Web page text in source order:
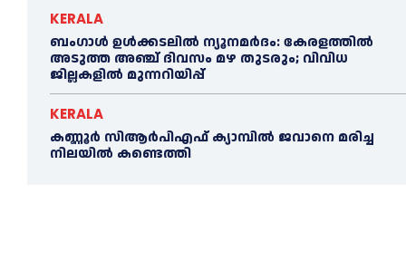
KERALA
ബംഗാൾ ഉൾക്കടലിൽ ന്യൂനമർദം: കേരളത്തിൽ
അടുത്ത അഞ്ച് ദിവസം മഴ തുടരും; വിവിധ
ജില്ലകളിൽ മുന്നറിയിപ്പ്
KERALA
കണ്ണൂര്‍ സിആര്‍പിഎഫ് ക്യാമ്പില്‍ ജവാനെ മരിച്ച
നിലയില്‍ കണ്ടെത്തി